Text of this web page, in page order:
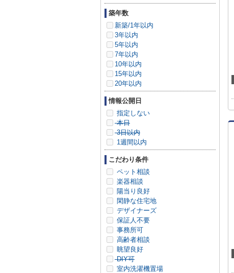
築年数
新築/1年以内
3年以内
5年以内
7年以内
10年以内
15年以内
20年以内
情報公開日
指定しない
本日
3日以内
1週間以内
こだわり条件
ペット相談
楽器相談
陽当り良好
閑静な住宅地
デザイナーズ
保証人不要
事務所可
高齢者相談
眺望良好
DIY可
室内洗濯機置場